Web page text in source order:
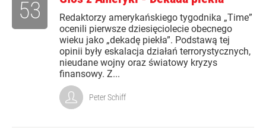
Redaktorzy amerykańskiego tygodnika „Time”
ocenili pierwsze dziesięciolecie obecnego
wieku jako „dekadę piekła”. Podstawą tej
opinii były eskalacja działań terrorystycznych,
nieudane wojny oraz światowy kryzys
finansowy. Z...
53
Peter Schiff